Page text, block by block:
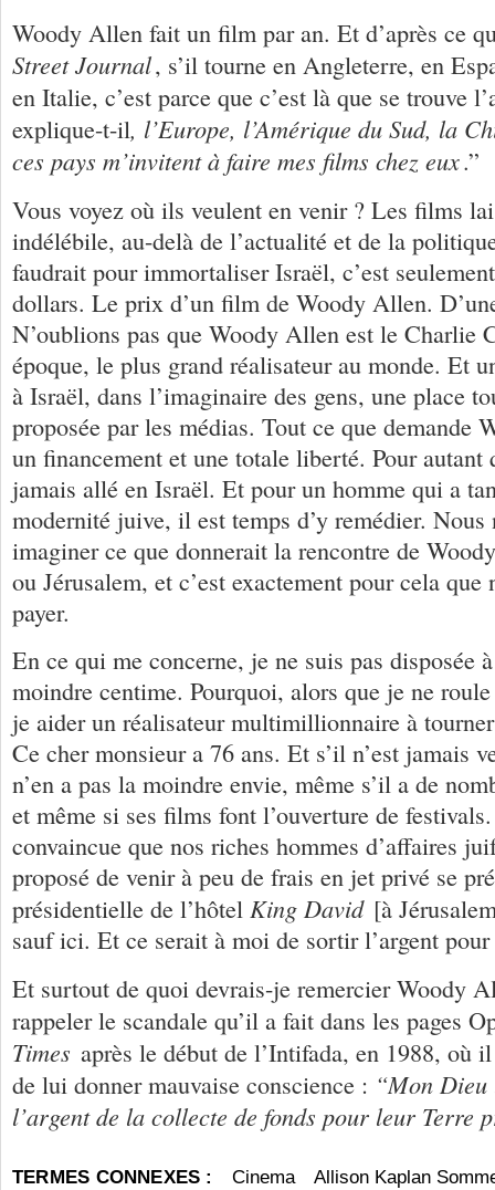
Woody Allen fait un film par an. Et d’après ce
Street Journal, s’il tourne en Angleterre, en
en Italie, c’est parce que c’est là que se trouve
explique-t-il, l’Europe, l’Amérique du Sud, la
ces pays m’invitent à faire mes films chez eux.”
Vous voyez où ils veulent en venir ? Les films
indélébile, au-delà de l’actualité et de la
faudrait pour immortaliser Israël, c’est
dollars. Le prix d’un film de Woody Allen.
N’oublions pas que Woody Allen est le Charlie
époque, le plus grand réalisateur au monde. Et
à Israël, dans l’imaginaire des gens, une place
proposée par les médias. Tout ce que demande
un financement et une totale liberté. Pour autant
jamais allé en Israël. Et pour un homme qui a
modernité juive, il est temps d’y remédier. Nous
imaginer ce que donnerait la rencontre de
ou Jérusalem, et c’est exactement pour cela que
payer.
En ce qui me concerne, je ne suis pas disposée
moindre centime. Pourquoi, alors que je ne
je aider un réalisateur multimillionnaire à
Ce cher monsieur a 76 ans. Et s’il n’est jamais
n’en a pas la moindre envie, même s’il a de
et même si ses films font l’ouverture de
convaincue que nos riches hommes d’affaires
proposé de venir à peu de frais en jet privé se
présidentielle de l’hôtel King David [à
sauf ici. Et ce serait à moi de sortir l’argent
Et surtout de quoi devrais-je remercier Woody
rappeler le scandale qu’il a fait dans les pages
Times après le début de l’Intifada, en 1988, où
de lui donner mauvaise conscience : “Mon
l’argent de la collecte de fonds pour leur Terre
TERMES CONNEXES : Cinema
Allison Kaplan